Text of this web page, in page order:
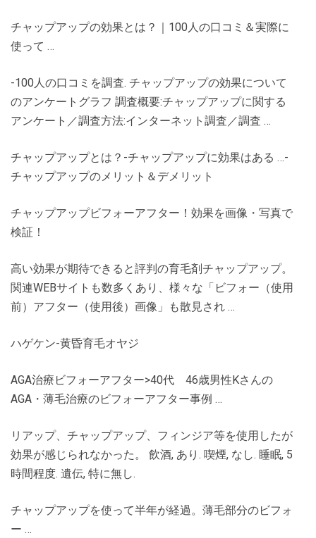
チャップアップの効果とは？｜100人の口コミ＆実際に
使って …
-100人の口コミを調査. チャップアップの効果について
のアンケートグラフ 調査概要:チャップアップに関する
アンケート／調査方法:インターネット調査／調査 …
チャップアップとは？-チャップアップに効果はある …-
チャップアップのメリット＆デメリット
チャップアップビフォーアフター！効果を画像・写真で
検証！
高い効果が期待できると評判の育毛剤チャップアップ。
関連WEBサイトも数多くあり、様々な「ビフォー（使用
前）アフター（使用後）画像」も散見され …
ハゲケン-黄昏育毛オヤジ
AGA治療ビフォーアフター>40代 46歳男性Kさんの
AGA・薄毛治療のビフォーアフター事例 …
リアップ、チャップアップ、フィンジア等を使用したが
効果が感じられなかった。 飲酒, あり. 喫煙, なし. 睡眠, 5
時間程度. 遺伝, 特に無し.
チャップアップを使って半年が経過。薄毛部分のビフォ
ー …